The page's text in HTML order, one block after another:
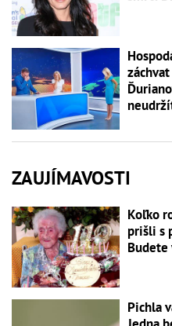
ZAUJÍMAVOSTI
Koľko
prišli s
Budete
Pichla